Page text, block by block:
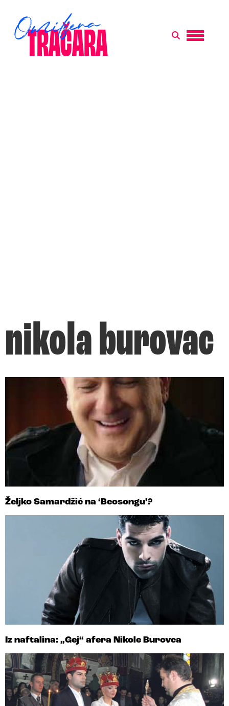
nikola burovac
Željko Samardžić na ‘Beosongu’?
Iz naftalina: „Gej“ afera Nikole Burovca